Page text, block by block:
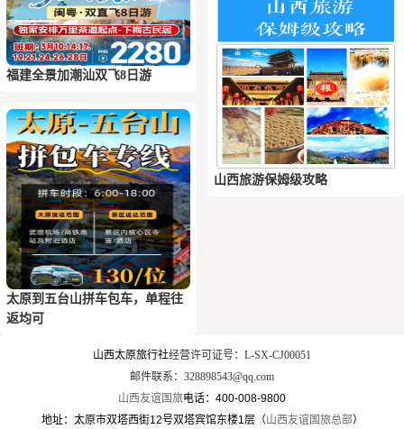
福建全景加潮汕双飞8日游
太原到五台山拼车包车，单程往
返均可
山西旅游保姆级攻略
山西太原旅行社经营许可证号：L-SX-CJ00051
邮件联系：328898543@qq.com
山西友谊国旅电话：400-008-9800
地址：太原市双塔西街12号双塔宾馆东楼1层（山西友谊国旅总部）